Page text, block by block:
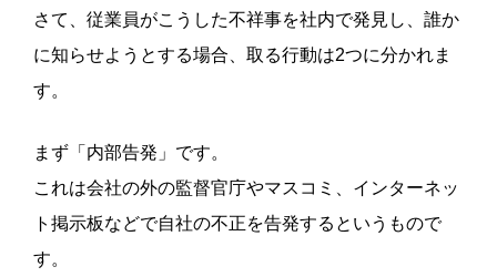
さて、従業員がこうした不祥事を社内で発見し、誰か
に知らせようとする場合、取る行動は2つに分かれま
す。
まず「内部告発」です。
これは会社の外の監督官庁やマスコミ、インターネッ
ト掲示板などで自社の不正を告発するというもので
す。